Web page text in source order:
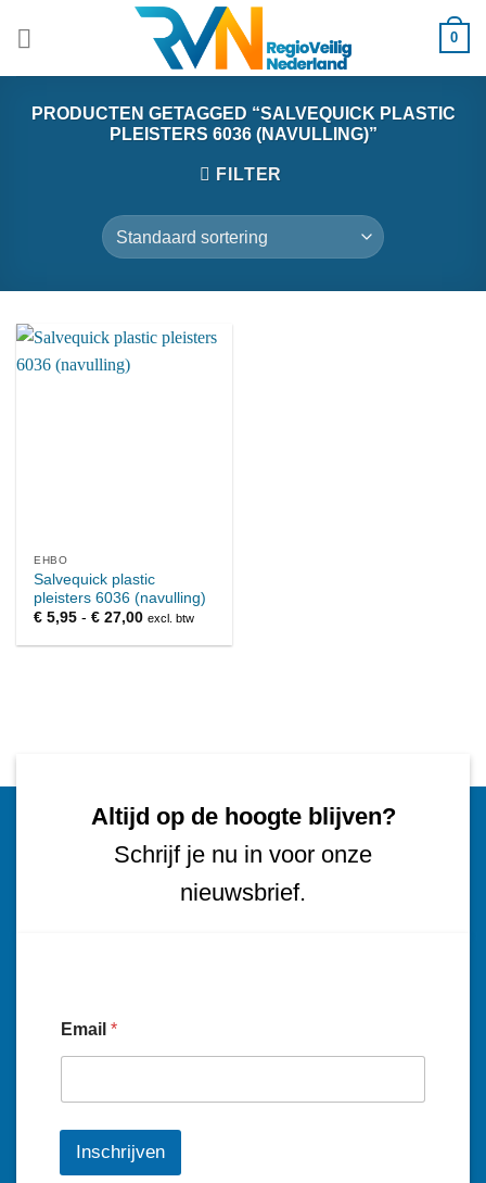
0
PRODUCTEN GETAGGED “SALVEQUICK PLASTIC
PLEISTERS 6036 (NAVULLING)”
FILTER
EHBO
Salvequick plastic
pleisters 6036 (navulling)
€ 5,95 - € 27,00Prijsklasse:
tot
excl. btw
Altijd op de hoogte blijven?
Schrijf je nu in voor onze
nieuwsbrief.
Email *
Inschrijven